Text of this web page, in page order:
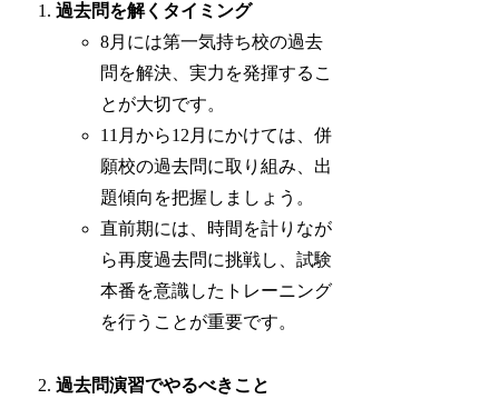
過去問を解くタイミング
8月には第一気持ち校の過去
問を解決、実力を発揮するこ
とが大切です。
11月から12月にかけては、併
願校の過去問に取り組み、出
題傾向を把握しましょう。
直前期には、時間を計りなが
ら再度過去問に挑戦し、試験
本番を意識したトレーニング
を行うことが重要です。
過去問演習でやるべきこと